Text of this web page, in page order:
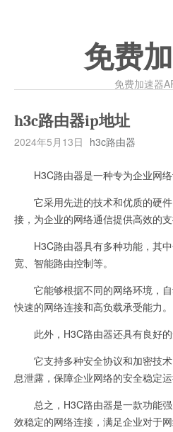
免费
免费加速器
h3c路由器ip地址
2024年5月13日 h3c路由器
H3C路由器是一种专为企业网络
它采用先进的技术和优质的硬件
接，为企业的网络通信提供高效的支
H3C路由器具有多种功能，其中
宽、智能路由控制等。
它能够根据不同的网络环境，自
快速的网络连接和高负载承受能力。
此外，H3C路由器还具有良好的
它支持多种安全协议和加密技术
息泄露，保障企业网络的安全稳定运
总之，H3C路由器是一款功能强
效稳定的网络连接，满足企业对于网